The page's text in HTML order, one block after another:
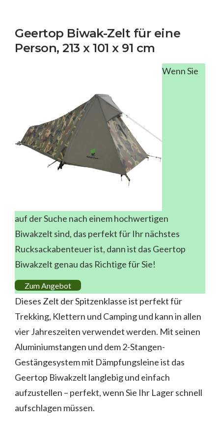
Geertop Biwak-Zelt für eine
Person, 213 x 101 x 91 cm
Wenn Sie
auf der Suche nach einem hochwertigen
Biwakzelt sind, das perfekt für Ihr nächstes
Rucksackabenteuer ist, dann ist das Geertop
Biwakzelt genau das Richtige für Sie!
Zum Angebot
Dieses Zelt der Spitzenklasse ist perfekt für
Trekking, Klettern und Camping und kann in allen
vier Jahreszeiten verwendet werden. Mit seinen
Aluminiumstangen und dem 2-Stangen-
Gestängesystem mit Dämpfungsleine ist das
Geertop Biwakzelt langlebig und einfach
aufzustellen – perfekt, wenn Sie Ihr Lager schnell
aufschlagen müssen.